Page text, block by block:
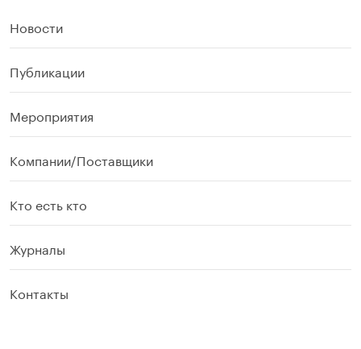
Новости
Публикации
Мероприятия
Компании/Поставщики
Кто есть кто
Журналы
Контакты